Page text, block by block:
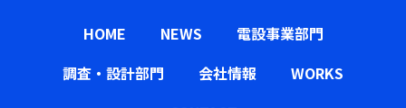
HOME NEWS
電設事業部門
調査・設計部門
会社情報
WORKS